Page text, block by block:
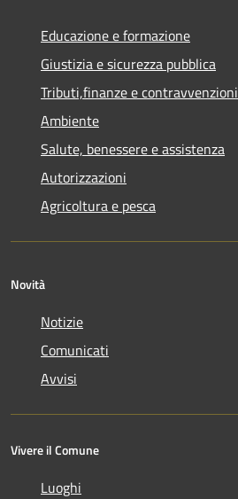
Educazione e formazione
Giustizia e sicurezza pubblica
Tributi,finanze e contravvenzioni
Ambiente
Salute, benessere e assistenza
Autorizzazioni
Agricoltura e pesca
Novità
Notizie
Comunicati
Avvisi
Vivere il Comune
Luoghi